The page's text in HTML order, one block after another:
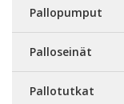
Pallopumput
Palloseinät
Pallotutkat